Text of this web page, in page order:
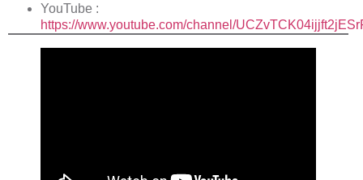
YouTube :
https://www.youtube.com/channel/